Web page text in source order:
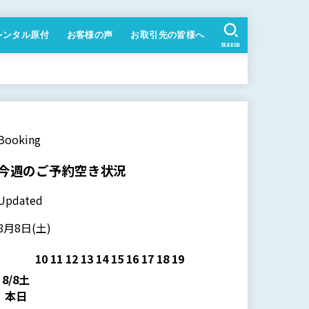
ンタル原付 お客様の声 お取引先の皆様へ
SEARCH